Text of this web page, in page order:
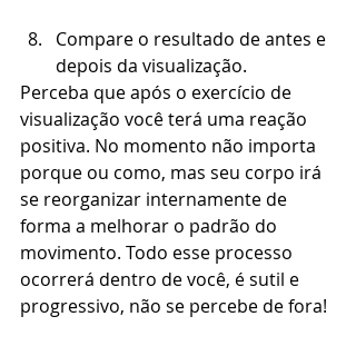
Compare o resultado de antes e
depois da visualização.
Perceba que após o exercício de
visualização você terá uma reação
positiva. No momento não importa
porque ou como, mas seu corpo irá
se reorganizar internamente de
forma a melhorar o padrão do
movimento. Todo esse processo
ocorrerá dentro de você, é sutil e
progressivo, não se percebe de fora!